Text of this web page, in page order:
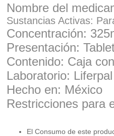
Nombre del
Sustancias Activas:
Concentración:
Presentación:
Contenido: Caja
Laboratorio:
Hecho en: México
Restricciones para
El Consumo de este